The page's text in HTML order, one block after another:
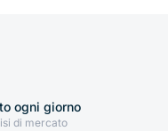
ogni giorno
di mercato